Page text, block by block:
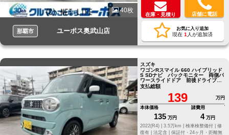
40枚
那覇市 ユーポス奥武山店
在庫・見積り 店舗に電話
お気に入り追加
現在 1 人が追加済
スズキ
ワゴンRスマイル 660 ハイブリッド
S SDナビ バックモニター 両側パ
ワースライドドア 前後ドライブレ
コーダー コーナーセンサー
支払総額
139
万円
本体価格
135 万円
諸費用
4 万円
2022(R4) |
3.5万km | 検車検整備付 | 修
復有 | 法定含 | 保証付・24ヶ月・距離無